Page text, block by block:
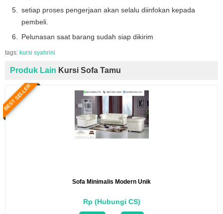
setiap proses pengerjaan akan selalu diinfokan kepada
pembeli.
Pelunasan saat barang sudah siap dikirim
tags: kursi syahrini
Produk Lain Kursi Sofa Tamu
BEST SELLER
Sofa Minimalis Modern Unik
Rp (Hubungi CS)